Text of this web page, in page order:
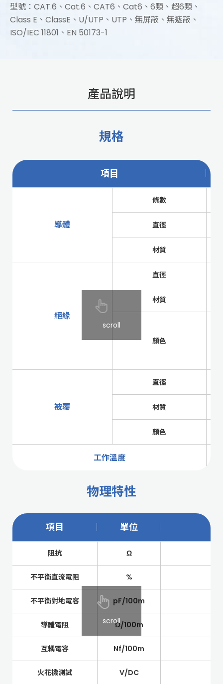
型號：CAT.6、Cat.6、CAT6、Cat6、6類、超6類、
Class E、ClassE、U/UTP、UTP、無屏蔽、無遮蔽、
ISO/IEC 11801、EN 50173-1
產品說明
規格
scroll
項目
導體
條數
直徑
材質
絕緣
直徑
材質
顏色
被覆
直徑
材質
顏色
工作溫度
物理特性
scroll
項目 單位
阻抗 Ω
不平衡直流電阻 %
不平衡對地電容 pF/100m
導體電阻 Ω/100m
互耦電容 Nf/100m
火花機測試 V/DC